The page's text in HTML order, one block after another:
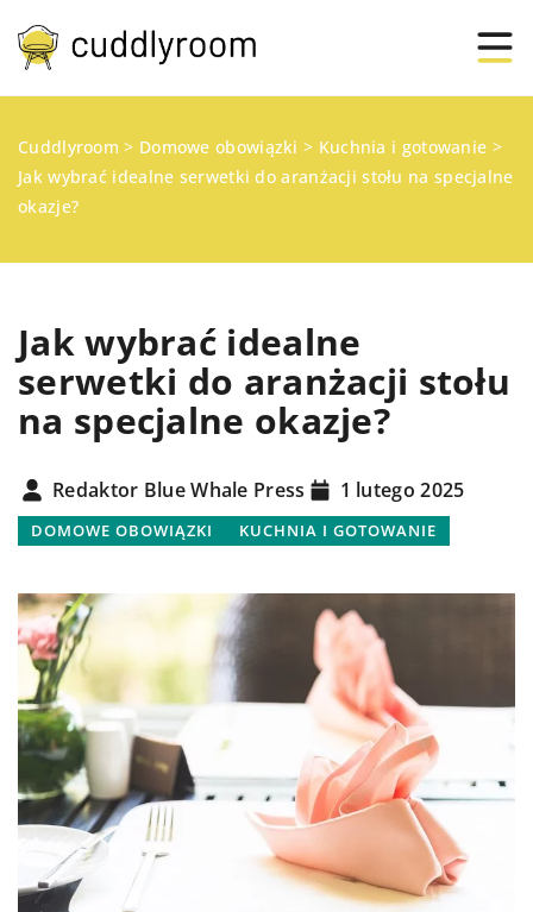
Cuddlyroom > Domowe obowiązki > Kuchnia i gotowanie >
Jak wybrać idealne serwetki do aranżacji stołu na specjalne
okazje?
Jak wybrać idealne
serwetki do aranżacji stołu
na specjalne okazje?
Redaktor Blue Whale Press 1 lutego 2025
DOMOWE OBOWIĄZKI KUCHNIA I GOTOWANIE